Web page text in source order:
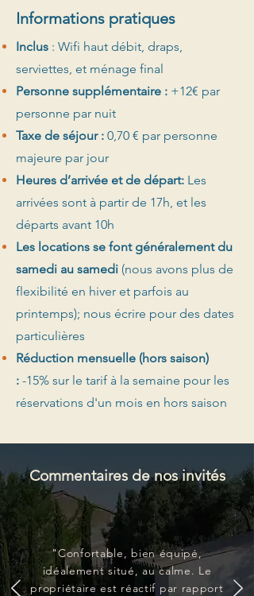
Informations pratiques
Inclus : Wifi haut débit, draps,
serviettes, et ménage final
Personne supplémentaire : +12€ par
personne par nuit
Taxe de séjour : 0,70 € par personne
majeure par jour
Heures d’arrivée et de départ: Les
arrivées sont à partir de 17h, et les
départs avant 10h
Les locations se font généralement du
samedi au samedi (nous avons plus de
flexibilité en hiver et parfois au
printemps); nous écrire pour des dates
particulières
Réduction mensuelle (hors saison)
: -15% sur le tarif à la semaine pour les
réservations d'un mois en hors saison
Commentaires de nos invités
"Confortable, bien équipé,
idéalement situé, au calme. Le
propriétaire est réactif par rapport